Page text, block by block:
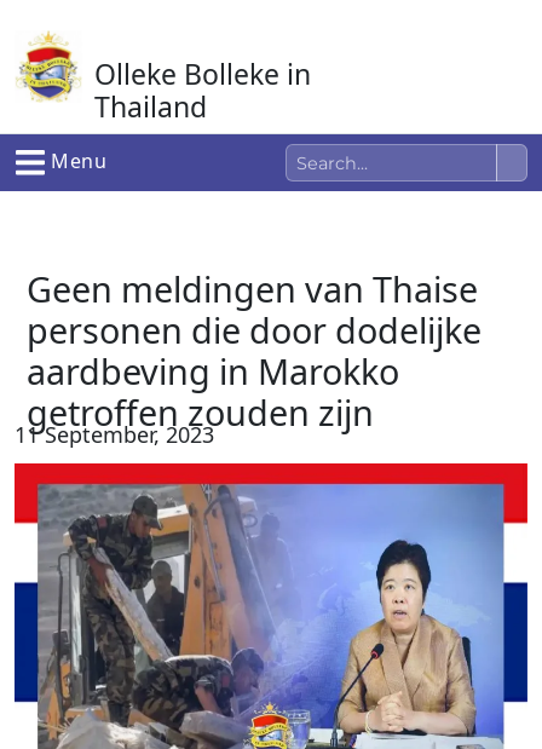
naar
de
inhoud
Olleke Bolleke in
Thailand
In Thailand
Menu
Geen meldingen van Thaise
personen die door dodelijke
aardbeving in Marokko
getroffen zouden zijn
11 September, 2023